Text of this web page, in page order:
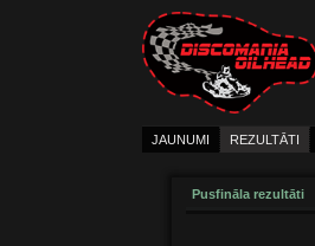
JAUNUMI REZULTĀTI
Pusfināla rezultāti